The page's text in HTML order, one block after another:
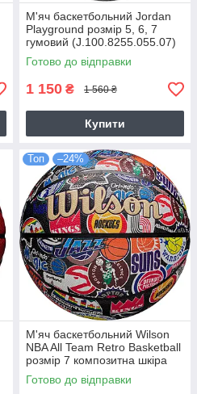
М'яч баскетбольний Jordan
Playground розмір 5, 6, 7
гумовий (J.100.8255.055.07)
Готово до відправки
1 150 ₴ 1 560 ₴
Купити
Топ –24%
М'яч баскетбольний Wilson
NBA All Team Retro Basketball
розмір 7 композитна шкіра
оригінал (WZ4028501XB7)
Готово до відправки